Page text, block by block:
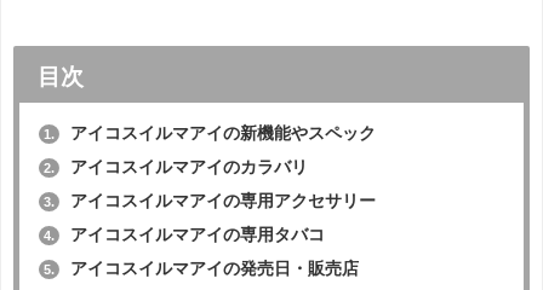
目次
1. アイコスイルマアイの新機能やスペック
2. アイコスイルマアイのカラバリ
3. アイコスイルマアイの専用アクセサリー
4. アイコスイルマアイの専用タバコ
5. アイコスイルマアイの発売日・販売店